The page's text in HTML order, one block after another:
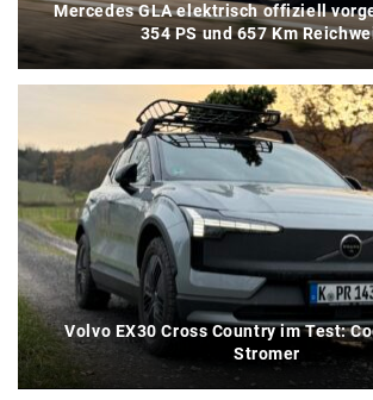
Mercedes GLA elektrisch offiziell
354 PS und 657 Km
Volvo EX30 Cross Country im Test:
Stromer